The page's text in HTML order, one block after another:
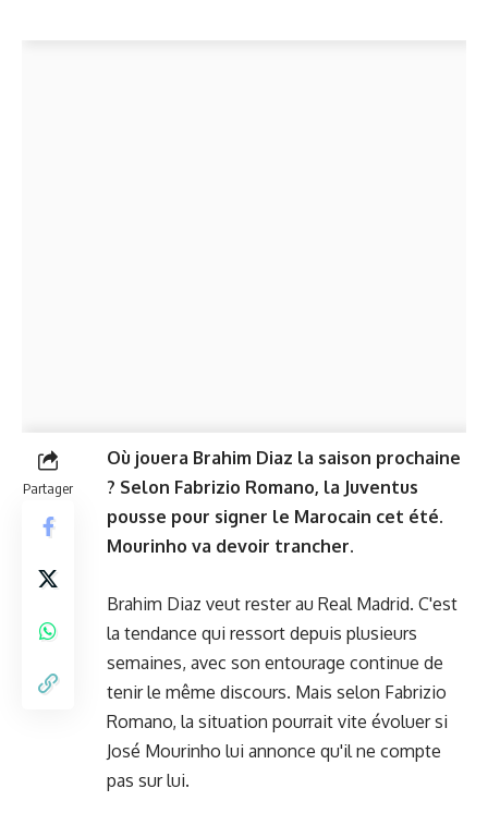
Partager
Où jouera Brahim Diaz la saison prochaine
? Selon Fabrizio Romano, la Juventus
pousse pour signer le Marocain cet été.
Mourinho va devoir trancher.
Brahim Diaz veut rester au Real Madrid. C'est
la tendance qui ressort depuis plusieurs
semaines, avec son entourage continue de
tenir le même discours. Mais selon Fabrizio
Romano, la situation pourrait vite évoluer si
José Mourinho lui annonce qu'il ne compte
pas sur lui.